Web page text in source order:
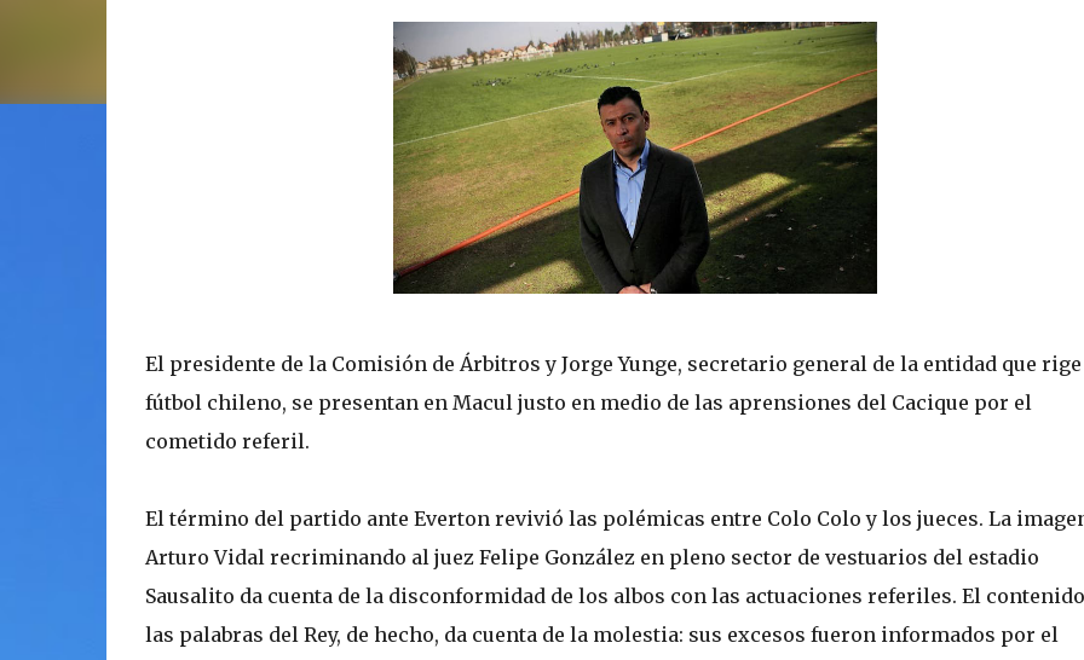
El presidente de la Comisión de Árbitros y Jorge Yunge, secretario general de la entidad que
fútbol chileno, se presentan en Macul justo en medio de las aprensiones del Cacique por el
cometido referil.
El término del partido ante Everton revivió las polémicas entre Colo Colo y los jueces. La
Arturo Vidal recriminando al juez Felipe González en pleno sector de vestuarios del estadio
Sausalito da cuenta de la disconformidad de los albos con las actuaciones referiles. El
las palabras del Rey, de hecho, da cuenta de la molestia: sus excesos fueron informados por el